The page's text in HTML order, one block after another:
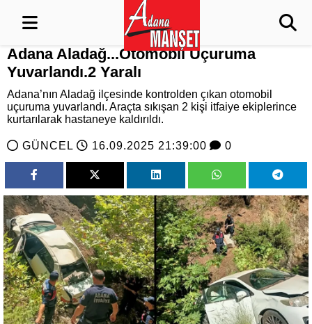
Adana Aladağ...Otomobil Uçuruma
Yuvarlandı.2 Yaralı
Adana’nın Aladağ ilçesinde kontrolden çıkan otomobil
uçuruma yuvarlandı. Araçta sıkışan 2 kişi itfaiye ekiplerince
kurtarılarak hastaneye kaldırıldı.
GÜNCEL 16.09.2025 21:39:00 0